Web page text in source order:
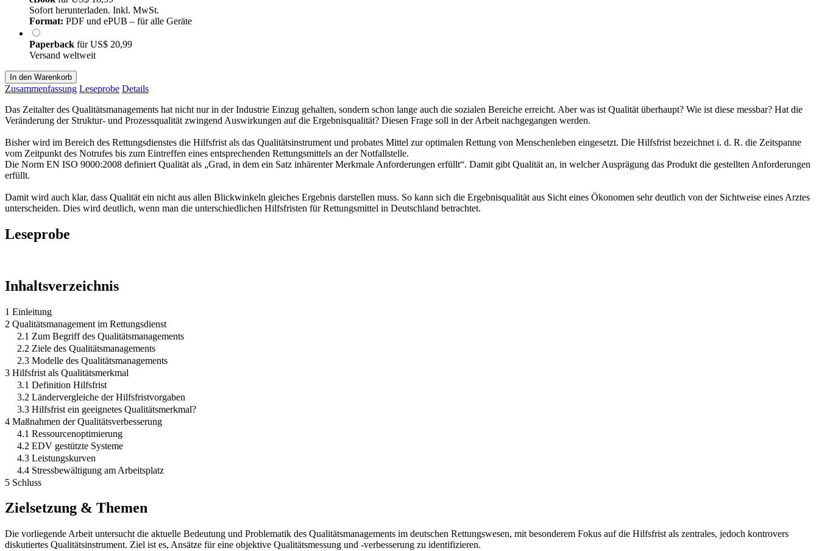
Sofort herunterladen. Inkl. MwSt.
Format: PDF und ePUB – für alle Geräte
Paperback fürUS$ 20,99
Versand weltweit
In den Warenkorb
Zusammenfassung Leseprobe Details
Das Zeitalter des Qualitätsmanagements hat nicht nur in der Industrie Einzug gehalten, sondern schon lange auch die sozialen Bereiche erreicht. Aber was ist Qualität überhaupt? Wie ist diese messbar? Hat die
Veränderung der Struktur- und Prozessqualität zwingend Auswirkungen auf die Ergebnisqualität? Diesen Frage soll in der Arbeit nachgegangen werden.
Bisher wird im Bereich des Rettungsdienstes die Hilfsfrist als das Qualitätsinstrument und probates Mittel zur optimalen Rettung von Menschenleben eingesetzt. Die Hilfsfrist bezeichnet i. d. R. die Zeitspanne
vom Zeitpunkt des Notrufes bis zum Eintreffen eines entsprechenden Rettungsmittels an der Notfallstelle.
Die Norm EN ISO 9000:2008 definiert Qualität als „Grad, in dem ein Satz inhärenter Merkmale Anforderungen erfüllt“. Damit gibt Qualität an, in welcher Ausprägung das Produkt die gestellten Anforderungen
erfüllt.
Damit wird auch klar, dass Qualität ein nicht aus allen Blickwinkeln gleiches Ergebnis darstellen muss. So kann sich die Ergebnisqualität aus Sicht eines Ökonomen sehr deutlich von der Sichtweise eines Arztes
unterscheiden. Dies wird deutlich, wenn man die unterschiedlichen Hilfsfristen für Rettungsmittel in Deutschland betrachtet.
Leseprobe
Inhaltsverzeichnis
1 Einleitung
2 Qualitätsmanagement im Rettungsdienst
2.1 Zum Begriff des Qualitätsmanagements
2.2 Ziele des Qualitätsmanagements
2.3 Modelle des Qualitätsmanagements
3 Hilfsfrist als Qualitätsmerkmal
3.1 Definition Hilfsfrist
3.2 Ländervergleiche der Hilfsfristvorgaben
3.3 Hilfsfrist ein geeignetes Qualitätsmerkmal?
4 Maßnahmen der Qualitätsverbesserung
4.1 Ressourcenoptimierung
4.2 EDV gestützte Systeme
4.3 Leistungskurven
4.4 Stressbewältigung am Arbeitsplatz
5 Schluss
Zielsetzung & Themen
Die vorliegende Arbeit untersucht die aktuelle Bedeutung und Problematik des Qualitätsmanagements im deutschen Rettungswesen, mit besonderem Fokus auf die Hilfsfrist als zentrales, jedoch kontrovers
diskutiertes Qualitätsinstrument. Ziel ist es, Ansätze für eine objektive Qualitätsmessung und -verbesserung zu identifizieren.